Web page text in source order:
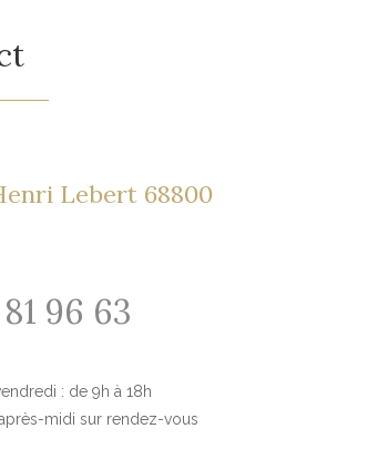
Lebert 68800
96 63
: de 9h à 18h
midi sur rendez-vous